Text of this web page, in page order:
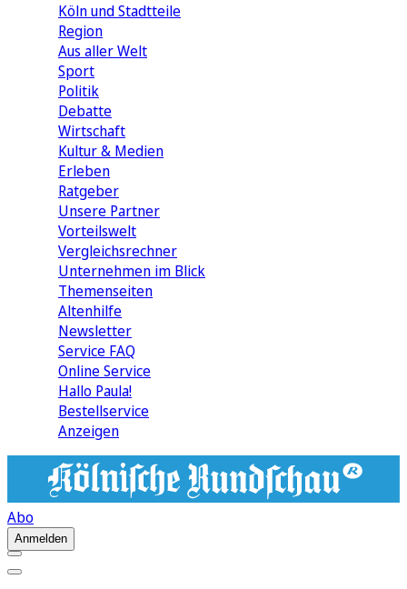
Köln und Stadtteile
Region
Aus aller Welt
Sport
Politik
Debatte
Wirtschaft
Kultur & Medien
Erleben
Ratgeber
Unsere Partner
Vorteilswelt
Vergleichsrechner
Unternehmen im Blick
Themenseiten
Altenhilfe
Newsletter
Service FAQ
Online Service
Hallo Paula!
Bestellservice
Anzeigen
Abo
Anmelden